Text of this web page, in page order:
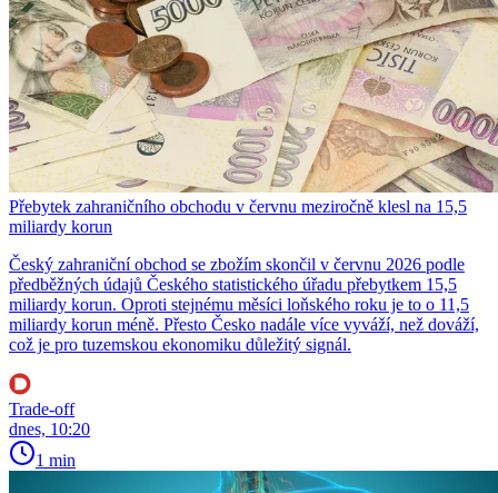
Přebytek zahraničního obchodu v červnu meziročně klesl na 15,5
miliardy korun
Český zahraniční obchod se zbožím skončil v červnu 2026 podle
předběžných údajů Českého statistického úřadu přebytkem 15,5
miliardy korun. Oproti stejnému měsíci loňského roku je to o 11,5
miliardy korun méně. Přesto Česko nadále více vyváží, než dováží,
což je pro tuzemskou ekonomiku důležitý signál.
Trade-off
dnes, 10:20
1 min